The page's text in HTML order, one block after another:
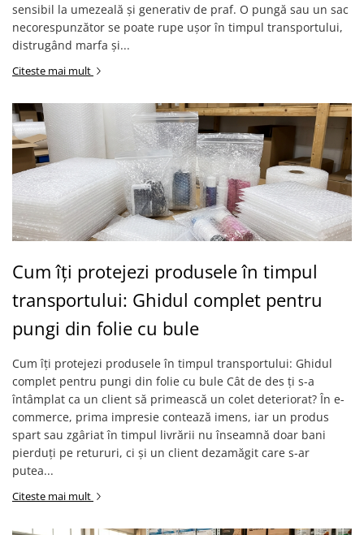
sensibil la umezeală și generativ de praf. O pungă sau un sac
necorespunzător se poate rupe ușor în timpul transportului,
distrugând marfa și...
Citeste mai mult
Cum îți protejezi produsele în timpul
transportului: Ghidul complet pentru
pungi din folie cu bule
Cum îți protejezi produsele în timpul transportului: Ghidul
complet pentru pungi din folie cu bule Cât de des ți s-a
întâmplat ca un client să primească un colet deteriorat? În e-
commerce, prima impresie contează imens, iar un produs
spart sau zgâriat în timpul livrării nu înseamnă doar bani
pierduți pe retururi, ci și un client dezamăgit care s-ar
putea...
Citeste mai mult